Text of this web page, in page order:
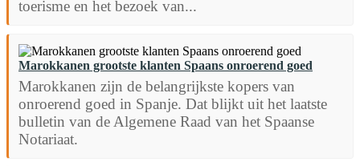
toerisme en het bezoek van...
Marokkanen grootste klanten Spaans onroerend goed
Marokkanen zijn de belangrijkste kopers van
onroerend goed in Spanje. Dat blijkt uit het laatste
bulletin van de Algemene Raad van het Spaanse
Notariaat.